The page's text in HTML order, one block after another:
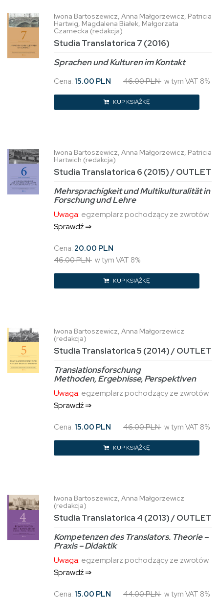
Iwona Bartoszewicz, Anna Małgorzewicz, Patricia
Hartwig, Magdalena Białek, Małgorzata
Czarnecka (redakcja)
Studia Translatorica 7 (2016)
Sprachen und Kulturen im Kontakt
Cena: 15.00 PLN 46.00 PLN w tym VAT 8%
KUP KSIĄŻKĘ
Iwona Bartoszewicz, Anna Małgorzewicz, Patricia
Hartwich (redakcja)
Studia Translatorica 6 (2015) / OUTLET
Mehrsprachigkeit und Multikulturalität in
Forschung und Lehre
Uwaga: egzemplarz pochodzący ze zwrotów.
Sprawdź ⇒
Cena: 20.00 PLN
46.00 PLN w tym VAT 8%
KUP KSIĄŻKĘ
Iwona Bartoszewicz, Anna Małgorzewicz
(redakcja)
Studia Translatorica 5 (2014) / OUTLET
Translationsforschung
Methoden, Ergebnisse, Perspektiven
Uwaga: egzemplarz pochodzący ze zwrotów.
Sprawdź ⇒
Cena: 15.00 PLN 46.00 PLN w tym VAT 8%
KUP KSIĄŻKĘ
Iwona Bartoszewicz, Anna Małgorzewicz
(redakcja)
Studia Translatorica 4 (2013) / OUTLET
Kompetenzen des Translators. Theorie –
Praxis – Didaktik
Uwaga: egzemplarz pochodzący ze zwrotów.
Sprawdź ⇒
Cena: 15.00 PLN 44.00 PLN w tym VAT 8%